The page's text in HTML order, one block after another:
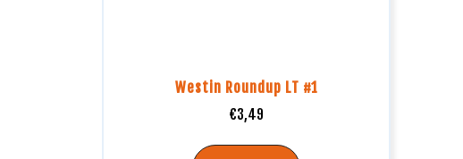
Westin Roundup LT #1
€3,49